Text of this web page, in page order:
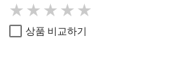
★ ★ ★ ★ ★
★ ★ ★ ★ ★
상품 비교하기